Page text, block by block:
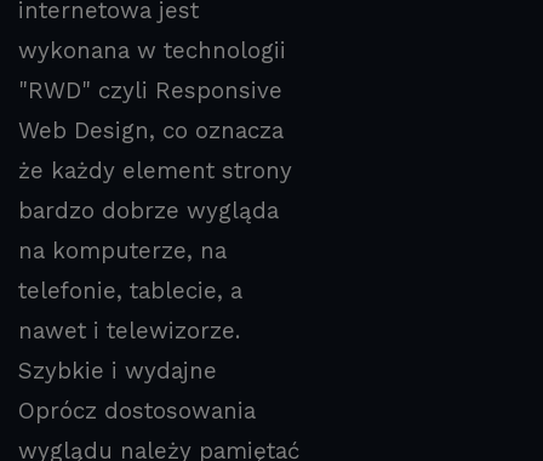
internetowa jest
wykonana w technologii
"RWD" czyli Responsive
Web Design, co oznacza
że każdy element strony
bardzo dobrze wygląda
na komputerze, na
telefonie, tablecie, a
nawet i telewizorze.
Szybkie i wydajne
Oprócz dostosowania
wyglądu należy pamiętać